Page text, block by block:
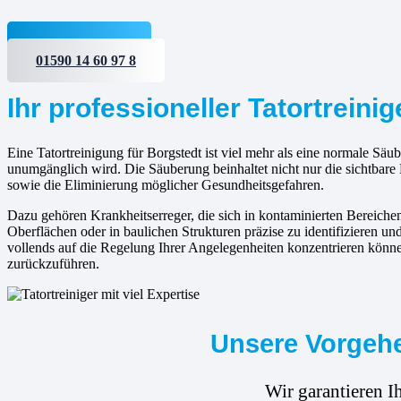
Jetzt anfragen
01590 14 60 97 8
Ihr professioneller
Eine Tatortreinigung für Borgstedt ist viel mehr als eine normale
unumgänglich wird. Die Säuberung beinhaltet nicht nur die
sowie die Eliminierung möglicher Gesundheitsgefahren.
Dazu gehören Krankheitserreger, die sich in kontaminierten
Oberflächen oder in baulichen Strukturen präzise zu identifizieren
vollends auf die Regelung Ihrer Angelegenheiten konzentrieren
zurückzuführen.
Unsere
Wir garantieren